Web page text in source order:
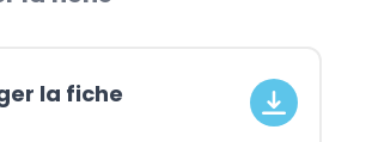
la fiche